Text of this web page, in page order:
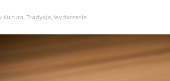
Kultura, Tradycja, Wydarzenia